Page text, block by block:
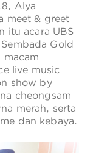
Alya
meet & greet
itu acara UBS
Gold
live music
show by
cheongsam
merah, serta
dan kebaya.